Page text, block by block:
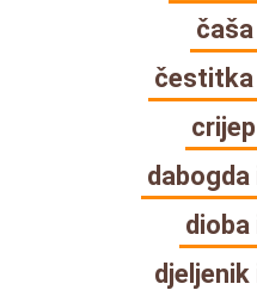
dabogda
dioba
djeljenik